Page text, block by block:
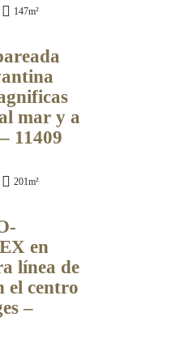
147m²
mar y a
11409
201m²
en
línea de
el centro
–